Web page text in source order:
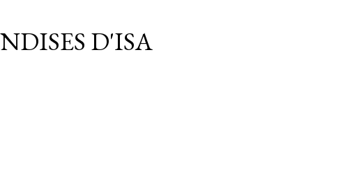
D'ISA